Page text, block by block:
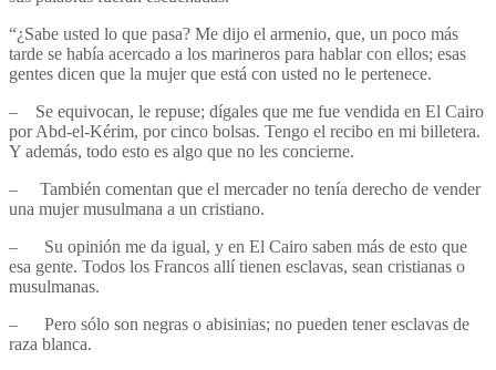
“¿Sabe usted lo que pasa? Me dijo el armenio, que, un poco más
tarde se había acercado a los marineros para hablar con ellos; esas
gentes dicen que la mujer que está con usted no le pertenece.
– Se equivocan, le repuse; dígales que me fue vendida en El Cairo
por Abd-el-Kérim, por cinco bolsas. Tengo el recibo en mi billetera.
Y además, todo esto es algo que no les concierne.
– También comentan que el mercader no tenía derecho de vender
una mujer musulmana a un cristiano.
– Su opinión me da igual, y en El Cairo saben más de esto que
esa gente. Todos los Francos allí tienen esclavas, sean cristianas o
musulmanas.
– Pero sólo son negras o abisinias; no pueden tener esclavas de
raza blanca.